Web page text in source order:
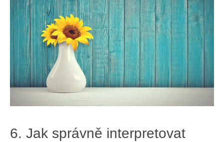
6. ⁤Jak správně ⁢interpretovat